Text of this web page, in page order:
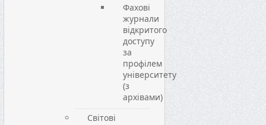
Фахові
журнали
відкритого
доступу
за
профілем
університету
(з
архівами)
Світові